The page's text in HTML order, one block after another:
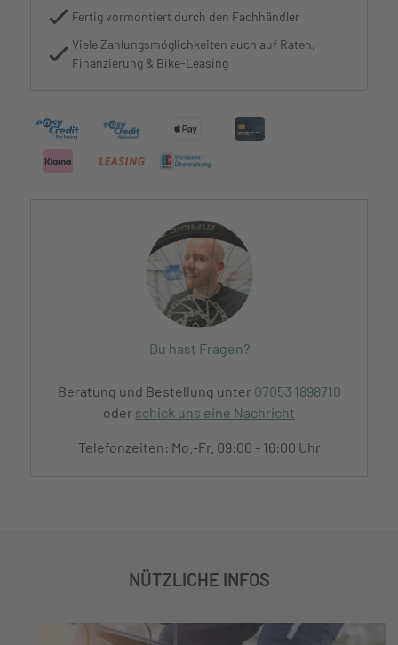
Fertig vormontiert durch den Fachhändler
Viele Zahlungsmöglichkeiten auch auf Raten,
Finanzierung & Bike-Leasing
Du hast Fragen?
Beratung und Bestellung unter 07053 1898710
oder schick uns eine Nachricht
Telefonzeiten: Mo.-Fr. 09:00 - 16:00 Uhr
NÜTZLICHE INFOS